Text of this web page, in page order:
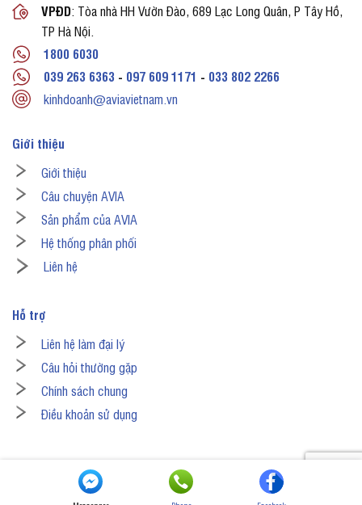
VPĐD: Tòa nhà HH Vườn Đào, 689 Lạc Long Quân, P Tây Hồ,
TP Hà Nội.
1800 6030
039 263 6363 - 097 609 1171 - 033 802 2266
kinhdoanh@aviavietnam.vn
Giới thiệu
Giới thiệu
Câu chuyện AVIA
Sản phẩm của AVIA
Hệ thống phân phối
Liên hệ
Hỗ trợ
Liên hệ làm đại lý
Câu hỏi thường gặp
Chính sách chung
Điều khoản sử dụng
Copyright 2026 ©